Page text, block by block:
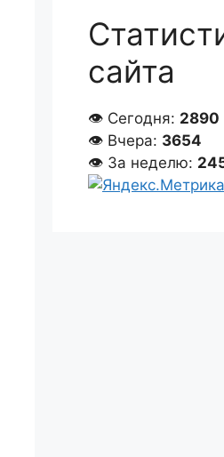
сайта
👁 Сегодня: 2890
👁 Вчера: 3654
👁 За неделю: